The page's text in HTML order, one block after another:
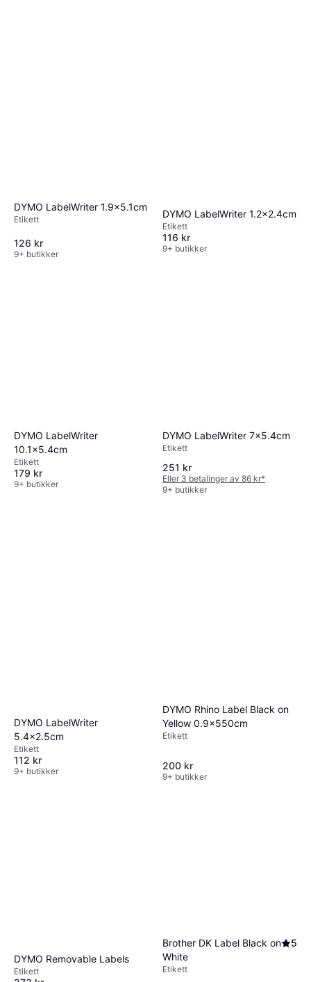
DYMO LabelWriter 1.9x5.1cm
Etikett
126 kr
9+ butikker
DYMO LabelWriter 1.2x2.4cm
Etikett
116 kr
9+ butikker
DYMO LabelWriter
10.1x5.4cm
Etikett
179 kr
9+ butikker
DYMO LabelWriter 7x5.4cm
Etikett
251 kr
Eller 3 betalinger av 86 kr*
9+ butikker
DYMO LabelWriter
5.4x2.5cm
Etikett
112 kr
9+ butikker
DYMO Rhino Label Black on
Yellow 0.9x550cm
Etikett
200 kr
9+ butikker
DYMO Removable Labels
Etikett
Brother DK Label Black on
White
5
Etikett